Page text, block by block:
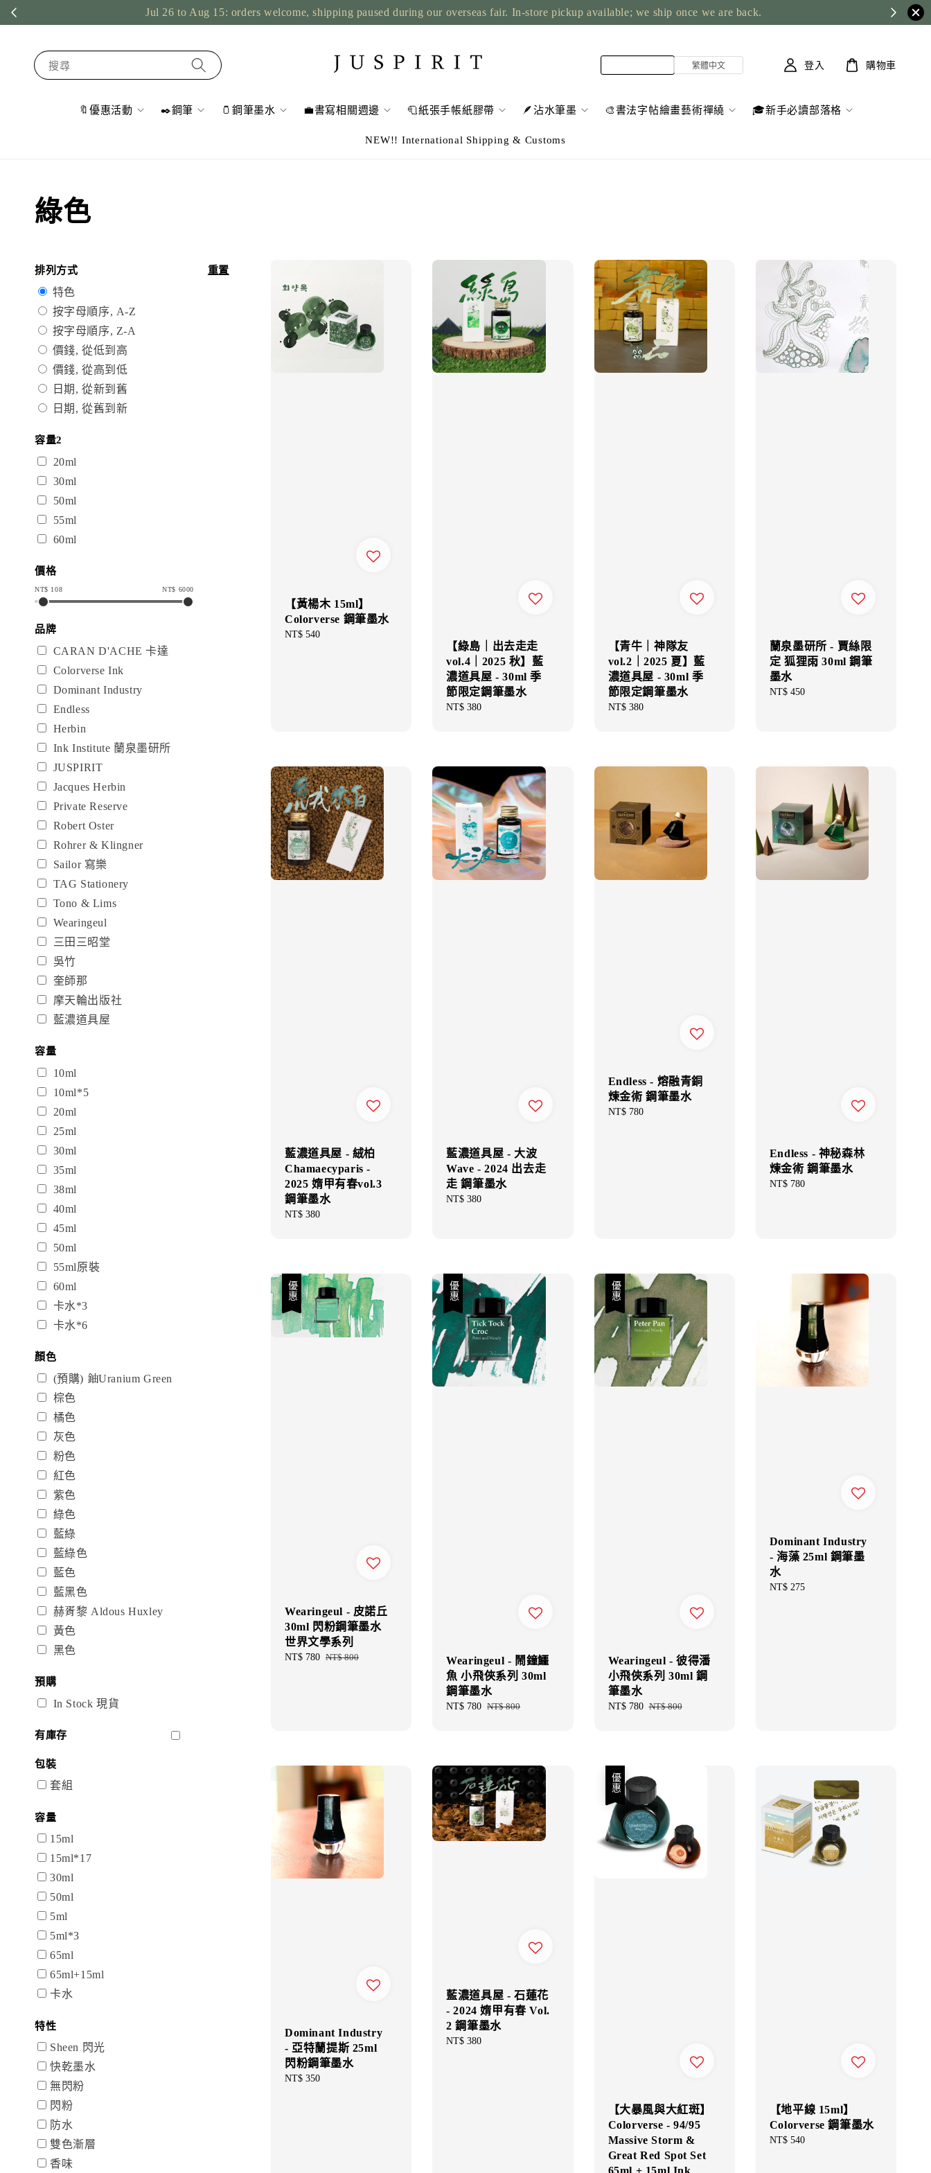
Jul 26 to Aug 15: orders welcome, shipping paused during our overseas fair. In-store pickup available; we ship once we are back.
搜尋
🔖優惠活動 ✒️鋼筆 🫙鋼筆墨水 💼書寫相關週邊 🧻紙張手帳紙膠帶 🪶沾水筆墨 🎨書法字帖繪畫藝術禪繞 🎓新手必讀部落格
NEW!! International Shipping & Customs
登入 購物車
綠色
排列方式 重置
特色
按字母順序, A-Z
按字母順序, Z-A
價錢, 從低到高
價錢, 從高到低
日期, 從新到舊
日期, 從舊到新
容量2
20ml
30ml
50ml
55ml
60ml
價格
NT$ 108 NT$ 6000
品牌
CARAN D'ACHE 卡達
Colorverse Ink
Dominant Industry
Endless
Herbin
Ink Institute 蘭泉墨研所
JUSPIRIT
Jacques Herbin
Private Reserve
Robert Oster
Rohrer & Klingner
Sailor 寫樂
TAG Stationery
Tono & Lims
Wearingeul
三田三昭堂
吳竹
奎師那
摩天輪出版社
藍濃道具屋
容量
10ml
10ml*5
20ml
25ml
30ml
35ml
38ml
40ml
45ml
50ml
55ml原裝
60ml
卡水*3
卡水*6
顏色
(預購) 鈾Uranium Green
棕色
橘色
灰色
粉色
紅色
紫色
綠色
藍綠
藍綠色
藍色
藍黑色
赫胥黎 Aldous Huxley
黃色
黑色
預購
In Stock 現貨
有庫存
包裝
套組
容量
15ml
15ml*17
30ml
50ml
5ml
5ml*3
65ml
65ml+15ml
卡水
特性
Sheen 閃光
快乾墨水
無閃粉
閃粉
防水
雙色漸層
香味
【黃楊木 15ml】
Colorverse 鋼筆墨水
Regular
NT$ 540
【綠島｜出去走走
vol.4｜2025 秋】藍
濃道具屋 - 30ml 季
節限定鋼筆墨水
Regular
NT$ 380
【青牛｜神隊友
vol.2｜2025 夏】藍
濃道具屋 - 30ml 季
節限定鋼筆墨水
Regular
NT$ 380
蘭泉墨研所 - 賈絲限
定 狐狸雨 30ml 鋼筆
墨水
Regular
NT$ 450
藍濃道具屋 - 絨柏
Chamaecyparis -
2025 媠甲有春vol.3
鋼筆墨水
Regular
NT$ 380
藍濃道具屋 - 大波
Wave - 2024 出去走
走 鋼筆墨水
Regular
NT$ 380
Endless - 熔融青銅
煉金術 鋼筆墨水
Regular
NT$ 780
Endless - 神秘森林
煉金術 鋼筆墨水
Regular
NT$ 780
優惠
Wearingeul - 皮諾丘
30ml 閃粉鋼筆墨水
世界文學系列
Sale
NT$ 780 Regular
NT$ 800
優惠
Wearingeul - 鬧鐘鱷
魚 小飛俠系列 30ml
鋼筆墨水
Sale
NT$ 780 Regular
NT$ 800
優惠
Wearingeul - 彼得潘
小飛俠系列 30ml 鋼
筆墨水
Sale
NT$ 780 Regular
NT$ 800
Dominant Industry
- 海藻 25ml 鋼筆墨
水
Regular
NT$ 275
Dominant Industry
- 亞特蘭提斯 25ml
閃粉鋼筆墨水
Regular
NT$ 350
藍濃道具屋 - 石蓮花
- 2024 媠甲有春 Vol.
2 鋼筆墨水
Regular
NT$ 380
優惠
【大暴風與大紅斑】
Colorverse - 94/95
Massive Storm &
Great Red Spot Set
【地平線 15ml】
Colorverse 鋼筆墨水
Regular
NT$ 540